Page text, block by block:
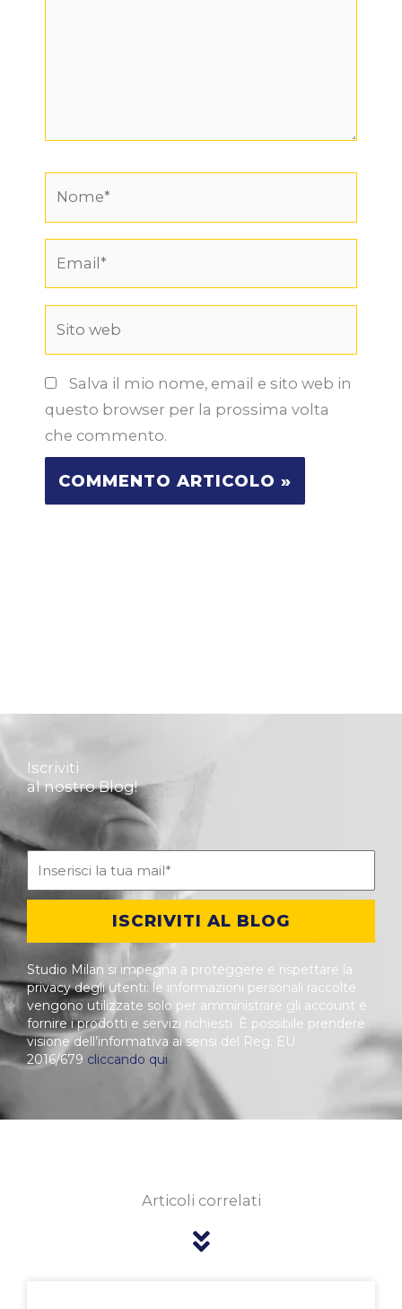
Salva il mio nome, email e sito web in
questo browser per la prossima volta
che commento.
Iscriviti
al nostro Blog!
ISCRIVITI AL BLOG
Studio Milan si impegna a proteggere e rispettare la
privacy degli utenti: le informazioni personali raccolte
vengono utilizzate solo per amministrare gli account e
fornire i prodotti e servizi richiesti. È possibile prendere
visione dell’informativa ai sensi del Reg. EU
2016/679 cliccando qui
Articoli correlati